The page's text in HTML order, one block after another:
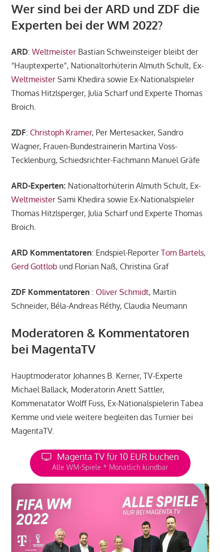
Wer sind bei der ARD und ZDF die
Experten bei der WM 2022?
ARD: WeltmeisterBastian Schweinsteiger bleibt der
“Hauptexperte”, Nationaltorhüterin Almuth Schult, Ex-
WeltmeisterSami Khedira sowie Ex-Nationalspieler
Thomas Hitzlsperger, Julia Scharf und Experte Thomas
Broich.
ZDF: Christoph Kramer, Per Mertesacker, Sandro
Wagner, Frauen-Bundestrainerin Martina Voss-
Tecklenburg, Schiedsrichter-Fachmann Manuel Gräfe
ARD-Experten: Nationaltorhüterin Almuth Schult, Ex-
WeltmeisterSami Khedira sowie Ex-Nationalspieler
Thomas Hitzlsperger, Julia Scharf und Experte Thomas
Broich.
ARD Kommentatoren: Endspiel-Reporter Tom Bartels,
Gerd Gottlob und Florian Naß, Christina Graf
ZDF Kommentatoren : Oliver Schmidt, Martin
Schneider, Béla-Andreas Réthy, Claudia Neumann
Moderatoren & Kommentatoren
bei MagentaTV
Hauptmoderator Johannes B. Kerner, TV-Experte
Michael Ballack, Moderatorin Anett Sattler,
Kommenatator Wolff Fuss, Ex-Nationalspielerin Tabea
Kemme und viele weitere begleiten das Turnier bei
MagentaTV.
Magenta TV für 10 EUR buchen
Alle WM-Spiele * Monatlich kündbar